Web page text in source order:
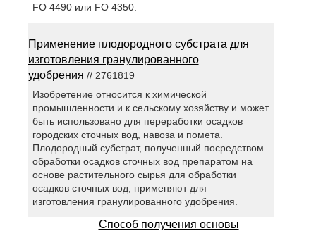
FO 4490 или FO 4350.
Применение плодородного субстрата для
изготовления гранулированного
удобрения // 2761819
Изобретение относится к химической
промышленности и к сельскому хозяйству и может
быть использовано для переработки осадков
городских сточных вод, навоза и помета.
Плодородный субстрат, полученный посредством
обработки осадков сточных вод препаратом на
основе растительного сырья для обработки
осадков сточных вод, применяют для
изготовления гранулированного удобрения.
Способ получения основы